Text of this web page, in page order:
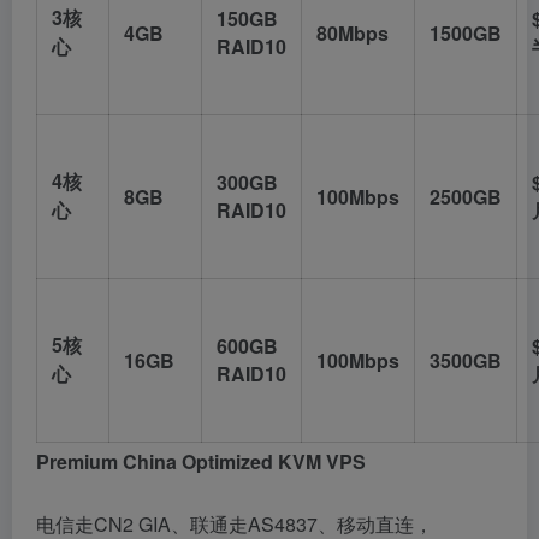
3核
心
4GB
150GB
RAID10
80Mbps 1500GB
4核
心
8GB
300GB
RAID10
100Mbps 2500GB
5核
心
16GB
600GB
RAID10
100Mbps 3500GB
Premium China Optimized KVM VPS
电信走CN2 GIA、联通走AS4837、移动直连，